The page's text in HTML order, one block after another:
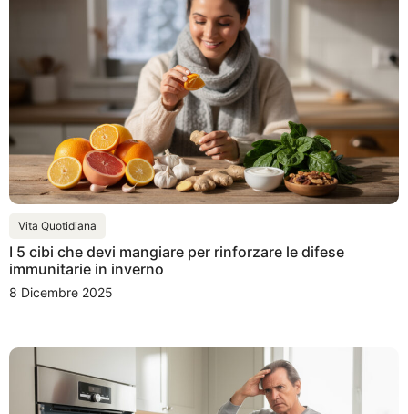
Vita Quotidiana
I 5 cibi che devi mangiare per rinforzare le difese
immunitarie in inverno
8 Dicembre 2025